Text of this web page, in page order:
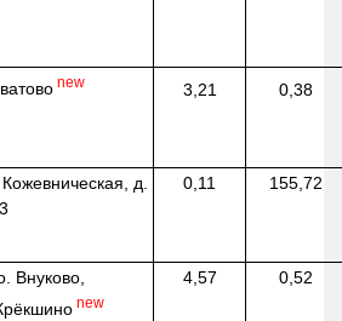
new 3,21 0,38
Кожевническая , д.
0,11 155,72
Внуково,
new
4,57 0,52